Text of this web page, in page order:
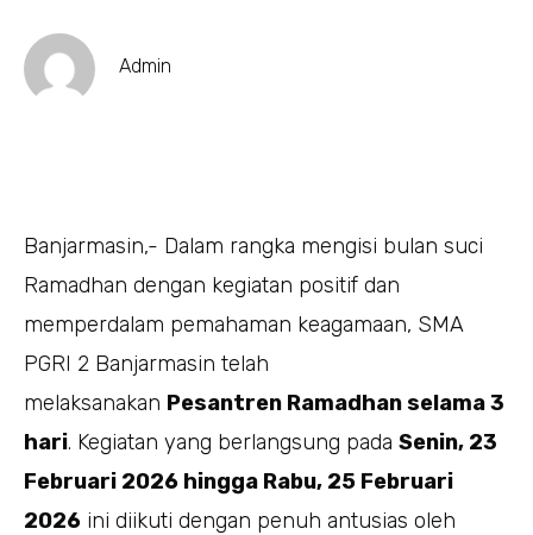
Admin
Banjarmasin,- Dalam rangka mengisi bulan suci
Ramadhan dengan kegiatan positif dan
memperdalam pemahaman keagamaan, SMA
PGRI 2 Banjarmasin telah
melaksanakan Pesantren Ramadhan selama 3
hari. Kegiatan yang berlangsung pada Senin, 23
Februari 2026 hingga Rabu, 25 Februari
2026 ini diikuti dengan penuh antusias oleh